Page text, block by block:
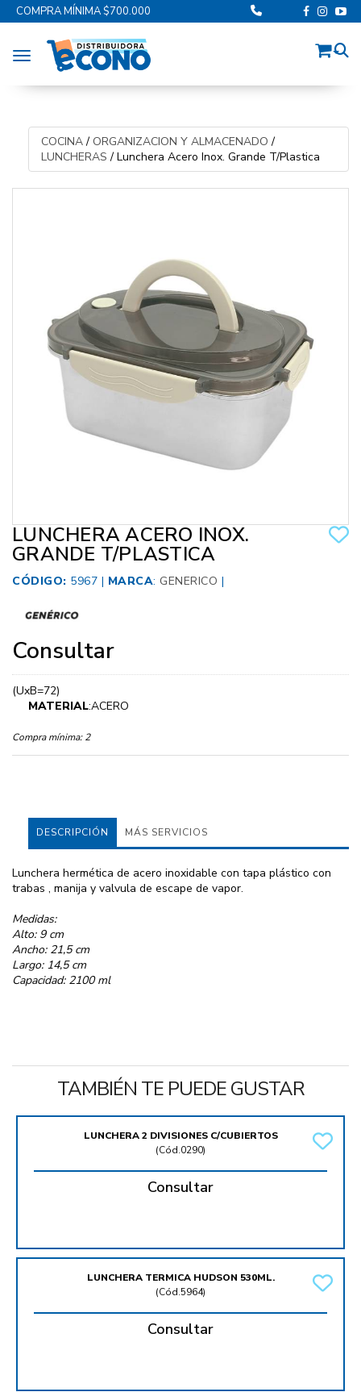
COMPRA MÍNIMA $700.000
Toggle navigation
COCINA/ ORGANIZACION Y ALMACENADO /
LUNCHERAS / Lunchera Acero Inox. Grande T/Plastica
LUNCHERA ACERO INOX.
GRANDE T/PLASTICA
CÓDIGO: 5967 | MARCA: GENERICO |
Consultar
(UxB=72)
MATERIAL:ACERO
Compra mínima: 2
DESCRIPCIÓN MÁS SERVICIOS
Lunchera hermética de acero inoxidable con tapa plástico con
trabas , manija y valvula de escape de vapor.
Medidas:
Alto: 9 cm
Ancho: 21,5 cm
Largo: 14,5 cm
Capacidad: 2100 ml
TAMBIÉN TE PUEDE GUSTAR
LUNCHERA 2 DIVISIONES C/CUBIERTOS
(Cód.0290)
Consultar
LUNCHERA TERMICA HUDSON 530ML.
(Cód.5964)
Consultar